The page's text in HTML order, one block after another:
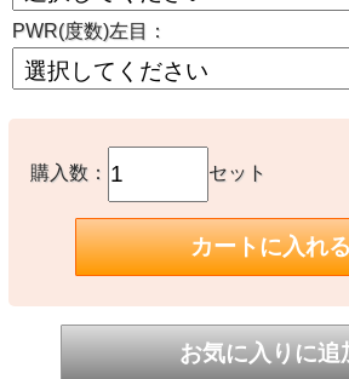
PWR(度数)左目：
購入数： セット